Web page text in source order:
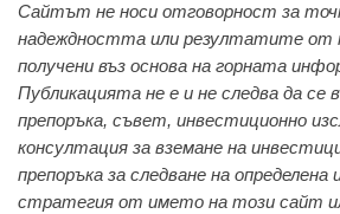
Сайтът не носи отговорност за
надеждността или резултатите от
получени въз основа на горната
Публикацията не е и не следва да се
препоръка, съвет, инвестиционно
консултация за вземане на
препоръка за следване на определена
стратегия от името на този сайт